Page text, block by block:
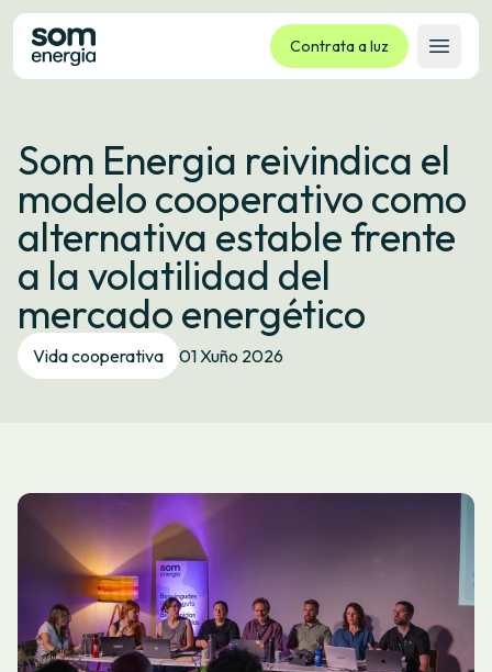
Contrata a luz
Abrir
Tarifas
Servizos
Empresas
La cooperativa
Contacto
Trámites
Oficina virtual
Som Energia reivindica el
modelo cooperativo como
alternativa estable frente
a la volatilidad del
mercado energético
Vida cooperativa 01 Xuño 2026